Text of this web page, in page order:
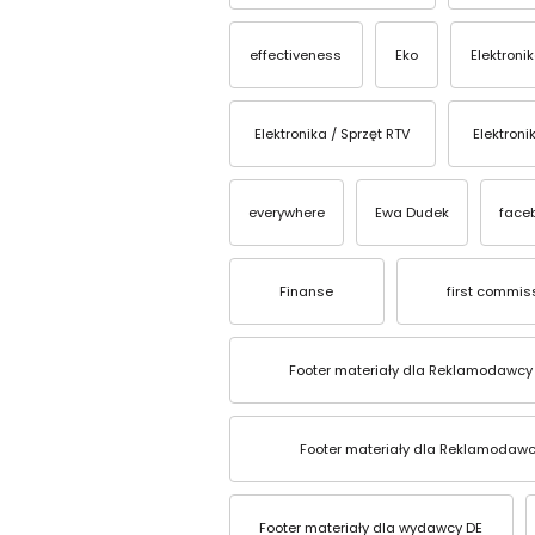
effectiveness Eko
Elektronika / Sprzęt RTV
everywhere Ewa Dudek
Finanse first
Footer materiały dla Reklamodawcy
Footer materiały dla
Footer materiały dla wydawcy DE